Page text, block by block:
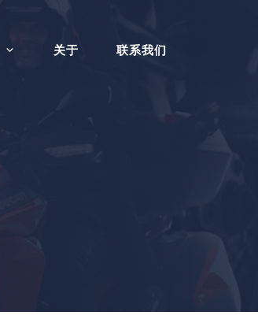
关于 联系我们